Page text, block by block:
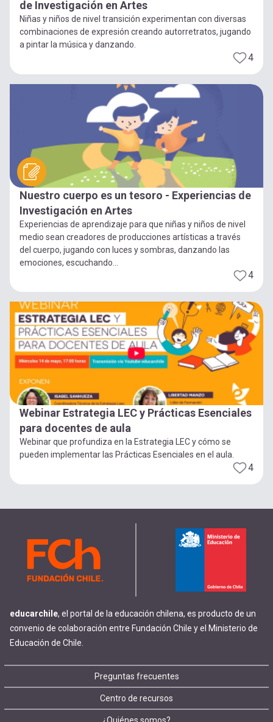
de Investigación en Artes
Niñas y niños de nivel transición experimentan con diversas
combinaciones de expresión creando autorretratos, jugando
a pintar la música y danzando.
4
Nuestro cuerpo es un tesoro - Experiencias de
Investigación en Artes
Experiencias de aprendizaje para que niñas y niños de nivel
medio sean creadores de producciones artísticas a través
del cuerpo, jugando con luces y sombras, danzando las
emociones, escuchando...
4
Webinar Estrategia LEC y Prácticas Esenciales
para docentes de aula
Webinar que profundiza en la Estrategia LEC y cómo se
pueden implementar las Prácticas Esenciales en el aula.
4
educarchile, el portal de la educación chilena, es producto de un
convenio de colaboración entre Fundación Chile y el Ministerio de
Educación de Chile.
Footer
Preguntas frecuentes
Centro de recursos